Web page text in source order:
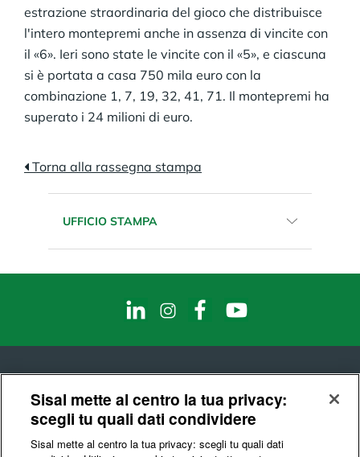
estrazione straordinaria del gioco che distribuisce
l'intero montepremi anche in assenza di vincite con
il «6». Ieri sono state le vincite con il «5», e ciascuna
si è portata a casa 750 mila euro con la
combinazione 1, 7, 19, 32, 41, 71. Il montepremi ha
superato i 24 milioni di euro.
Torna alla rassegna stampa
UFFICIO STAMPA
Telefono:02.8868971
02.8868281
© Sisal S.p.A.
Codice Fiscale e Partita IVA : 10541150966
Sisal mette al centro la tua privacy:
scegli tu quali dati condividere
Sisal mette al centro la tua privacy: scegli tu quali dati